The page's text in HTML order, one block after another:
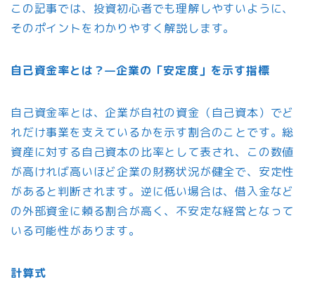
この記事では、投資初心者でも理解しやすいように、
そのポイントをわかりやすく解説します。
自己資金率とは？—企業の「安定度」を示す指標
自己資金率とは、企業が自社の資金（自己資本）でど
れだけ事業を支えているかを示す割合のことです。総
資産に対する自己資本の比率として表され、この数値
が高ければ高いほど企業の財務状況が健全で、安定性
があると判断されます。逆に低い場合は、借入金など
の外部資金に頼る割合が高く、不安定な経営となって
いる可能性があります。
計算式